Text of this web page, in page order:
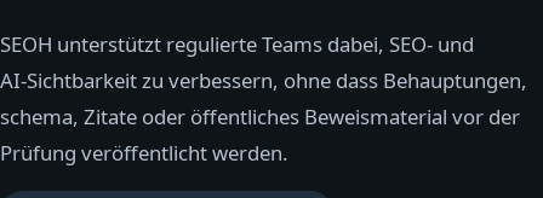
SEOH unterstützt regulierte Teams dabei, SEO‑ und
AI‑Sichtbarkeit zu verbessern, ohne dass Behauptungen,
schema, Zitate oder öffentliches Beweismaterial vor der
Prüfung veröffentlicht werden.